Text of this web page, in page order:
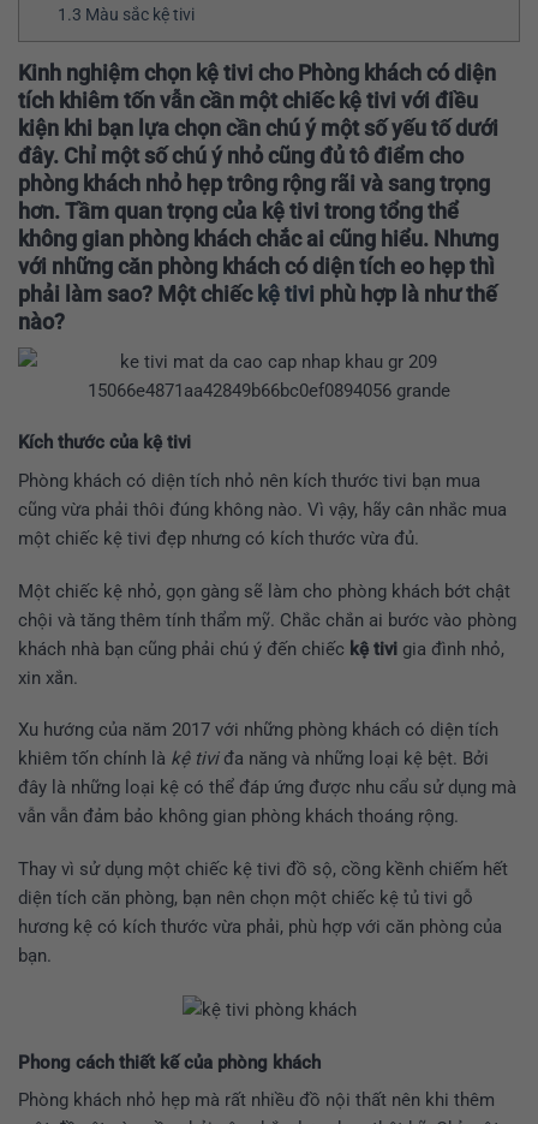
1.3 Màu sắc kệ tivi
Kinh nghiệm chọn kệ tivi cho Phòng khách có diện
tích khiêm tốn vẫn cần một chiếc kệ tivi với điều
kiện khi bạn lựa chọn cần chú ý một số yếu tố dưới
đây. Chỉ một số chú ý nhỏ cũng đủ tô điểm cho
phòng khách nhỏ hẹp trông rộng rãi và sang trọng
hơn. Tầm quan trọng của kệ tivi trong tổng thể
không gian phòng khách chắc ai cũng hiểu. Nhưng
với những căn phòng khách có diện tích eo hẹp thì
phải làm sao? Một chiếckệ tivi phù hợp là như thế
nào?
Kích thước của kệ tivi
Phòng khách có diện tích nhỏ nên kích thước tivi bạn mua
cũng vừa phải thôi đúng không nào. Vì vậy, hãy cân nhắc mua
một chiếc kệ tivi đẹp nhưng có kích thước vừa đủ.
Một chiếc kệ nhỏ, gọn gàng sẽ làm cho phòng khách bớt chật
chội và tăng thêm tính thẩm mỹ. Chắc chắn ai bước vào phòng
khách nhà bạn cũng phải chú ý đến chiếc kệ tivi gia đình nhỏ,
xin xắn.
Xu hướng của năm 2017 với những phòng khách có diện tích
khiêm tốn chính là kệ tiviđa năng và những loại kệ bệt. Bởi
đây là những loại kệ có thể đáp ứng được nhu cẩu sử dụng mà
vẫn vẫn đảm bảo không gian phòng khách thoáng rộng.
Thay vì sử dụng một chiếc kệ tivi đồ sộ, cồng kềnh chiếm hết
diện tích căn phòng, bạn nên chọn một chiếc kệ tủ tivi gỗ
hương kệ có kích thước vừa phải, phù hợp với căn phòng của
bạn.
Phong cách thiết kế của phòng khách
Phòng khách nhỏ hẹp mà rất nhiều đồ nội thất nên khi thêm